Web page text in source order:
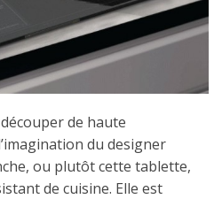
de haute
du designer
ou plutôt cette tablette,
de cuisine. Elle est